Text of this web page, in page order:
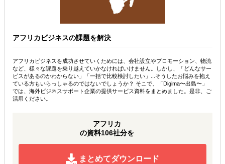
アフリカビジネスの課題を解決
アフリカビジネスを成功させていくためには、会社設立やプロモーション、物流
など、様々な課題を乗り越えていかなければいけません。しかし、「どんなサー
ビスがあるのかわからない」「一括で比較検討したい」...そうしたお悩みを抱え
ている方もいらっしゃるのではないでしょうか？ そこで、「Digima〜出島〜」
では、海外ビジネスサポート企業の提供サービス資料をまとめました。是非、ご
活用ください。
アフリカ
の資料106社分を
まとめてダウンロード